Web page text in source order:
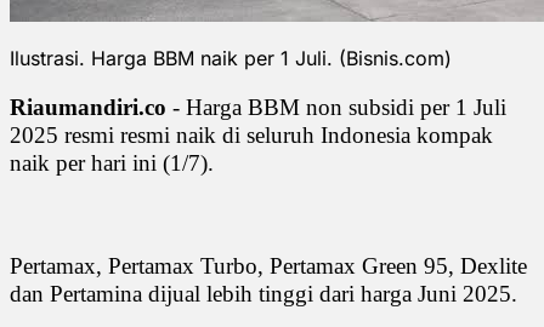
Ilustrasi. Harga BBM naik per 1 Juli. (Bisnis.com)
Riaumandiri.co - Harga BBM non subsidi per 1 Juli
2025 resmi resmi naik di seluruh Indonesia kompak
naik per hari ini (1/7).
Pertamax, Pertamax Turbo, Pertamax Green 95, Dexlite
dan Pertamina dijual lebih tinggi dari harga Juni 2025.